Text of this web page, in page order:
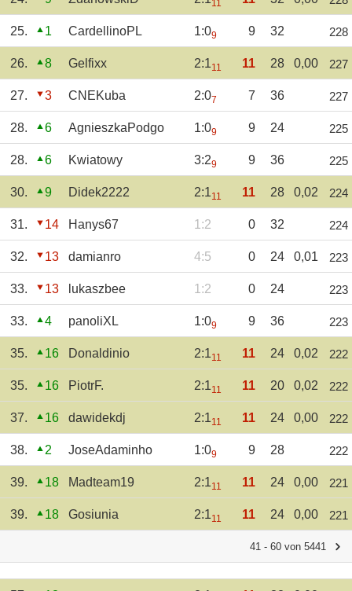
11
25. 1 CardellinoPL 1:09 9 32 228
26. 8 Gelfixx 2:111 11 28 0,00 227
27. 3 CNEKuba 2:07 7 36 227
28. 6 AgnieszkaPodgo 1:09 9 24 225
28. 6 Kwiatowy 3:29 9 36 225
30. 9 Didek2222 2:111 11 28 0,02 224
31. 14 Hanys67 1:2 0 32 224
32. 13 damianro 4:5 0 24 0,01 223
33. 13 lukaszbee 1:2 0 24 223
33. 4 panoliXL 1:09 9 36 223
35. 16 Donaldinio 2:111 11 24 0,02 222
35. 16 PiotrF. 2:111 11 20 0,02 222
37. 16 dawidekdj 2:111 11 24 0,00 222
38. 2 JoseAdaminho 1:09 9 28 222
39. 18 Madteam19 2:111 11 24 0,00 221
39. 18 Gosiunia 2:111 11 24 0,00 221
41 - 60 von 5441